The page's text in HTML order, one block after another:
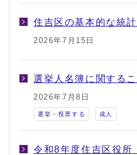
住吉区の基本的な統計
2026年7月15日
選挙人名簿に関するこ
2026年7月8日
選挙・投票する 成人
令和8年度住吉区役